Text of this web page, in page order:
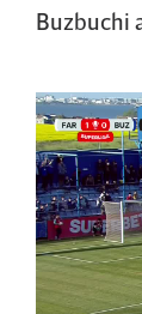
Buzbuchi